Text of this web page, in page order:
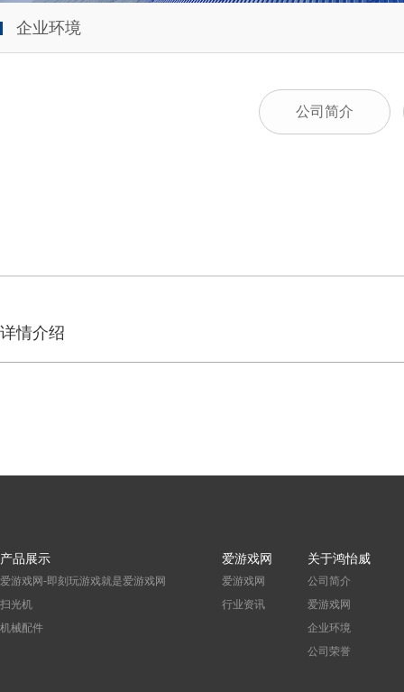
企业环境
公司简介
详情介绍
产品展示
爱游戏网-即刻玩游戏就是爱游戏网
扫光机
机械配件
爱游戏网
爱游戏网
行业资讯
关于鸿怡威
公司简介
爱游戏网
企业环境
公司荣誉